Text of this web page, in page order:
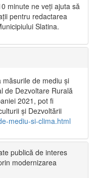
minute ne veți ajuta să
pentru redactarea
Slatina.
de mediu și
de Dezvoltare Rurală
2021, pot fi
și Dezvoltării
mediu-si-clima.html
publică de interes
modernizarea